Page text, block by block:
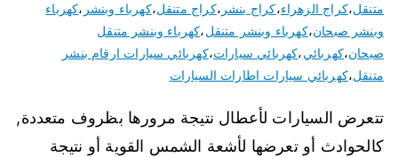
متنقل،كراج الزهراء،كراج بنشر ،كراج متنقل،كهرباء وبنشر ،كهرباء
وبنشر صبحان،كهرباء وبنشر متنقل،كهرباء وبنشر متنقل
صبحان،كهربائي،كهربائي سيارات،كهربائي سيارات ارقام بنشر
متنقل،كهربائي سيارات اطارات السيارات
تتعرض السيارات لأعطال نتيجة مرورها بظروف متعددة,
كالحوادث أو تعرضها لأشعة الشمس القوية أو نتيجة